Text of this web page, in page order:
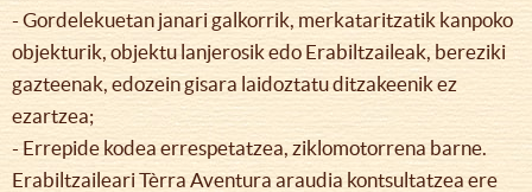
- Gordelekuetan janari galkorrik, merkataritzatik kanpoko
objekturik, objektu lanjerosik edo Erabiltzaileak, bereziki
gazteenak, edozein gisara laidoztatu ditzakeenik ez
ezartzea;
- Errepide kodea errespetatzea, ziklomotorrena barne.
Erabiltzaileari Tèrra Aventura araudia kontsultatzea ere